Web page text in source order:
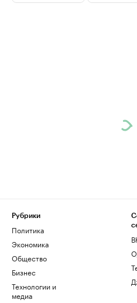
Рубрики
Политика
Экономика
Общество
Бизнес
Технологии и
медиа